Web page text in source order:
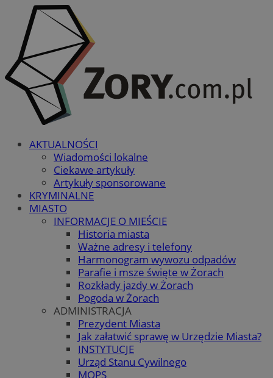
AKTUALNOŚCI
Wiadomości lokalne
Ciekawe artykuły
Artykuły sponsorowane
KRYMINALNE
MIASTO
INFORMACJE O MIEŚCIE
Historia miasta
Ważne adresy i telefony
Harmonogram wywozu odpadów
Parafie i msze święte w Żorach
Rozkłady jazdy w Żorach
Pogoda w Żorach
ADMINISTRACJA
Prezydent Miasta
Jak załatwić sprawę w Urzędzie Miasta?
INSTYTUCJE
Urząd Stanu Cywilnego
MOPS